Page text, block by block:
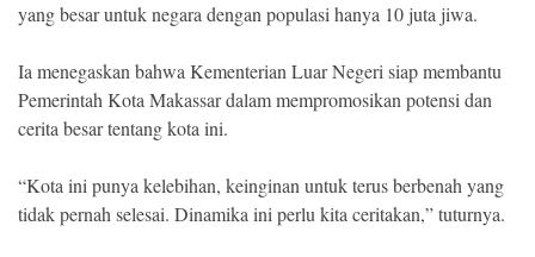
yang besar untuk negara dengan populasi hanya 10 juta jiwa.
Ia menegaskan bahwa Kementerian Luar Negeri siap membantu
Pemerintah Kota Makassar dalam mempromosikan potensi dan
cerita besar tentang kota ini.
“Kota ini punya kelebihan, keinginan untuk terus berbenah yang
tidak pernah selesai. Dinamika ini perlu kita ceritakan,” tuturnya.